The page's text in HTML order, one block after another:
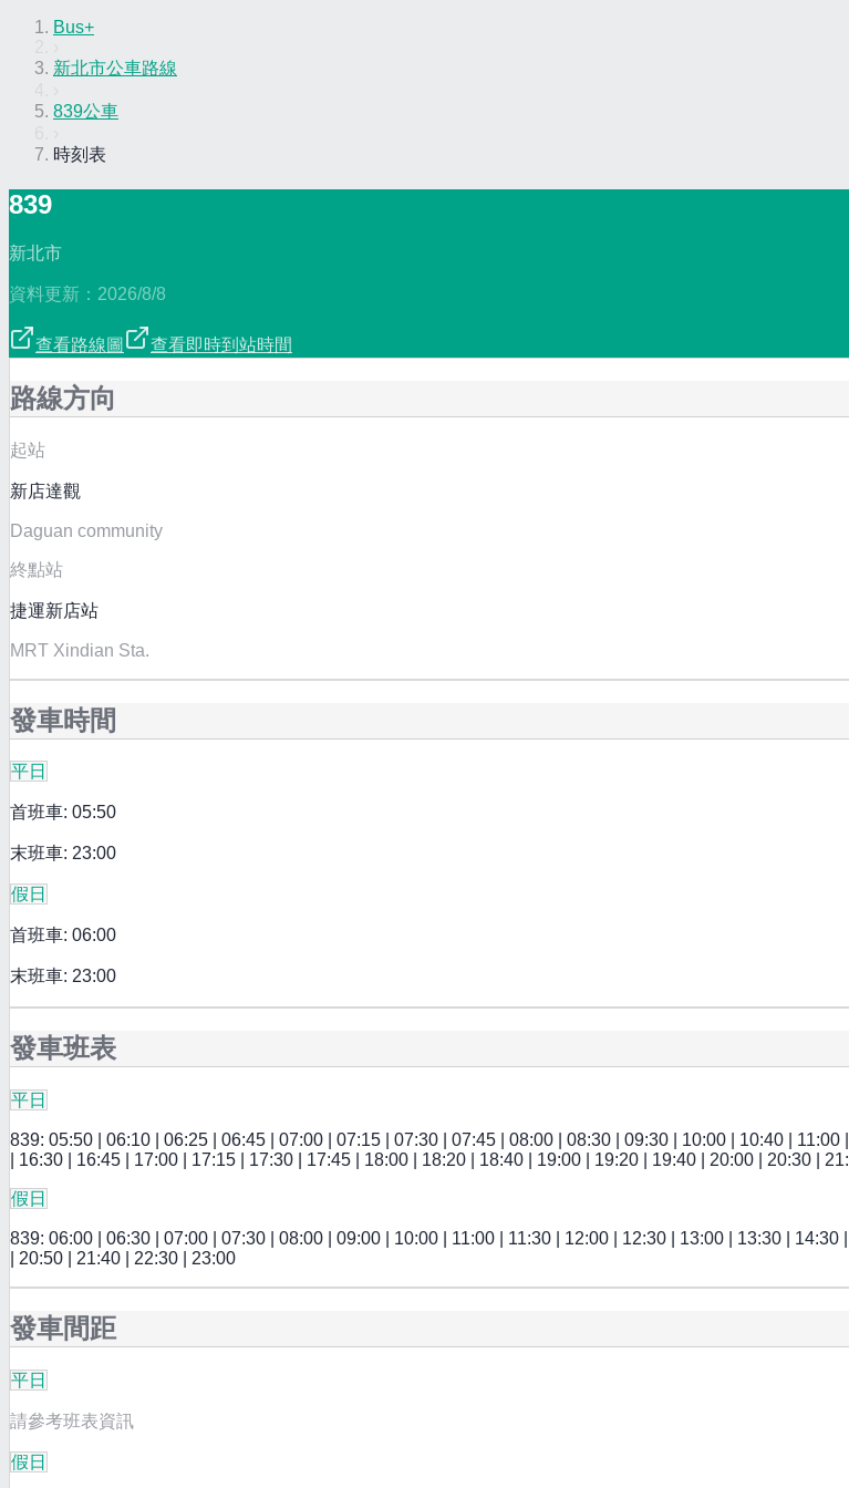
Bus+
新北市公車路線
839公車
時刻表
839
新北市
資料更新： 2026/8/8
查看路線圖 查看即時到站時間
路線方向
起站
新店達觀
Daguan community
終點站
捷運新店站
MRT Xindian Sta.
發車時間
平日
首班車: 05:50
末班車: 23:00
假日
首班車: 06:00
末班車: 23:00
發車班表
平日
839: 05:50 | 06:10 | 06:25 | 06:45 | 07:00 | 07:15 | 07:30 | 07:45 | 08:00 | 08:30 | 09:30 | 10:00 | 10:40 |
| 16:30 | 16:45 | 17:00 | 17:15 | 17:30 | 17:45 | 18:00 | 18:20 | 18:40 | 19:00 | 19:20 | 19:40 | 20:00 | 20:30 |
假日
839: 06:00 | 06:30 | 07:00 | 07:30 | 08:00 | 09:00 | 10:00 | 11:00 | 11:30 | 12:00 | 12:30 | 13:00 | 13:30 |
| 20:50 | 21:40 | 22:30 | 23:00
發車間距
平日
請參考班表資訊
假日